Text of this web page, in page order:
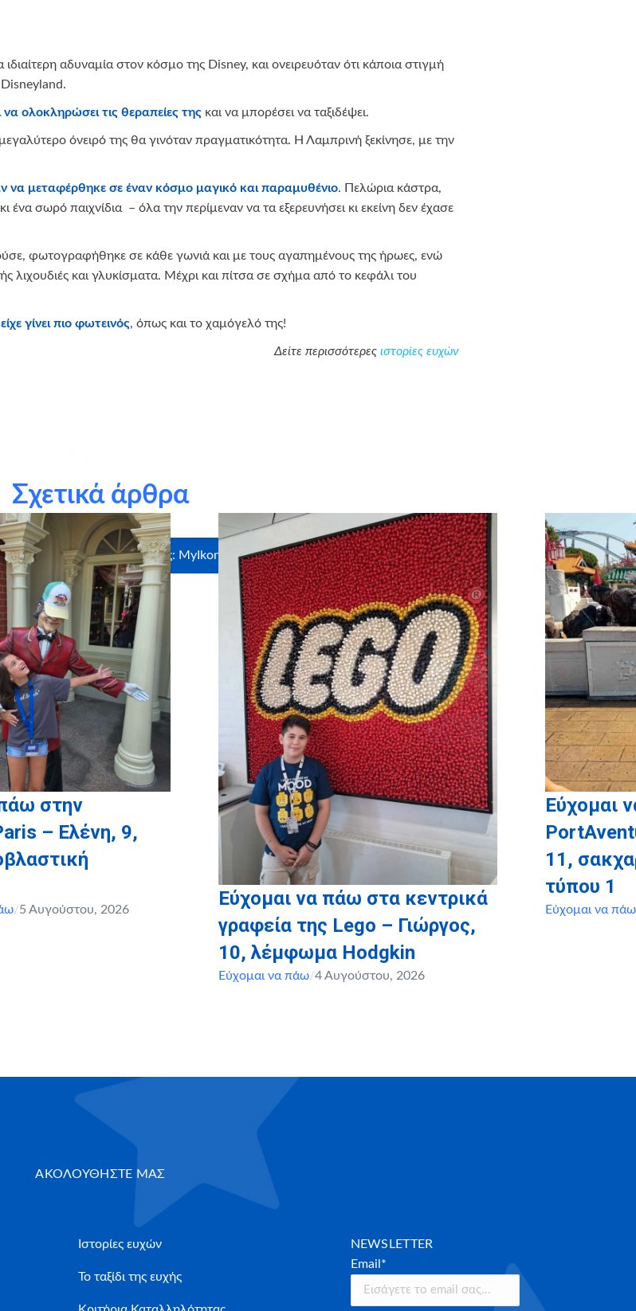
αδυναμία στον κόσμο της Disney, και ονειρευόταν ότι κάποια στιγμή
ολοκληρώσει τις θεραπείες της και να μπορέσει να ταξιδέψει.
όνειρό της θα γινόταν πραγματικότητα. Η Λαμπρινή ξεκίνησε, με την
να μεταφέρθηκε σε έναν κόσμο μαγικό και παραμυθένιο. Πελώρια κάστρα,
σωρό παιχνίδια – όλα την περίμεναν να τα εξερευνήσει κι εκείνη δεν έχασε
φωτογραφήθηκε σε κάθε γωνιά και με τους αγαπημένους της ήρωες, ενώ
λιχουδιές και γλυκίσματα. Μέχρι και πίτσα σε σχήμα από το κεφάλι του
γίνει πιο φωτεινός, όπως και το χαμόγελό της!
Δείτε περισσότερες ιστορίες ευχών
τηνARLA FOODS ΕΛΛΑΣγια τη δωρεά.
τους χορηγούς σε είδος: MyIkona, Uniglobe
Σχετικά άρθρα
στην
– Ελένη, 9,
/5 Αυγούστου, 2026
Εύχομαι να πάω στα κεντρικά
γραφεία της Lego – Γιώργος,
10, λέμφωμα Hodgkin
Εύχομαι να πάω/4 Αυγούστου, 2026
Εύχομαι
11,
τύπου 1
Εύχομαι να πάω
ΑΚΟΛΟΥΘΗΣΤΕ ΜΑΣ
Ιστορίες ευχών
Το ταξίδι της ευχής
NEWSLETTER
Email*